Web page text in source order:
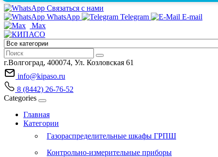
Связаться с нами
WhatsApp
Telegram
E-mail
Max
г.Волгоград, 400074, Ул. Козловская 61
info@kipaso.ru
8 (8442) 26-76-52
Categories
Главная
Категории
Газораспределительные шкафы ГРПШ
Контрольно-измерительные приборы